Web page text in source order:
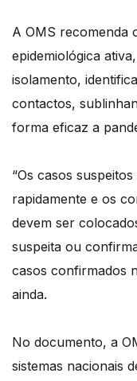
A OMS recomenda
epidemiológica
isolamento,
contactos,
forma eficaz a
“Os casos
rapidamente e os
devem ser
suspeita ou
casos confirmados
ainda.
No documento, a
sistemas nacionais